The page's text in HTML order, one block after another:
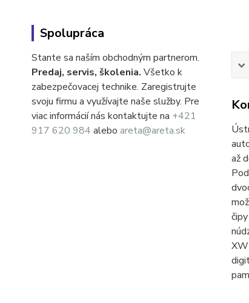
Spolupráca
Stante sa naším obchodným partnerom.
Predaj, servis, školenia. Všetko k
zabezpečovacej technike. Zaregistrujte
svoju firmu a využívajte naše služby. Pre
viac informácií nás kontaktujte na +421
917 620 984 alebo areta@areta.sk
až